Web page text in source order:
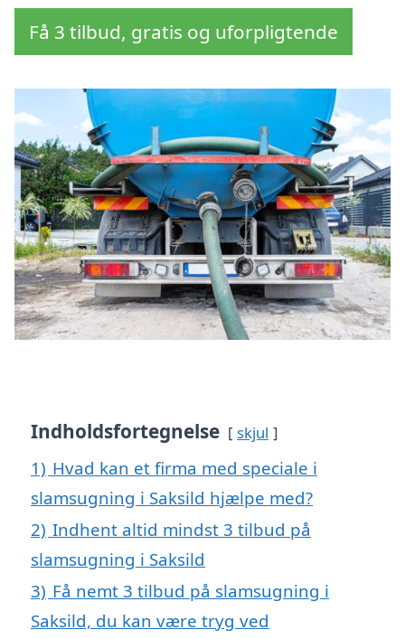
Få 3 tilbud, gratis og uforpligtende
Indholdsfortegnelse skjul
1) Hvad kan et firma med speciale i
slamsugning i Saksild hjælpe med?
2) Indhent altid mindst 3 tilbud på
slamsugning i Saksild
3) Få nemt 3 tilbud på slamsugning i
Saksild, du kan være tryg ved